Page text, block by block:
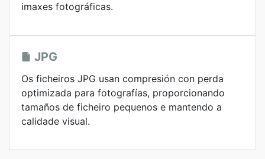
imaxes fotográficas.
JPG
Os ficheiros JPG usan compresión con perda
optimizada para fotografías, proporcionando
tamaños de ficheiro pequenos e mantendo a
calidade visual.